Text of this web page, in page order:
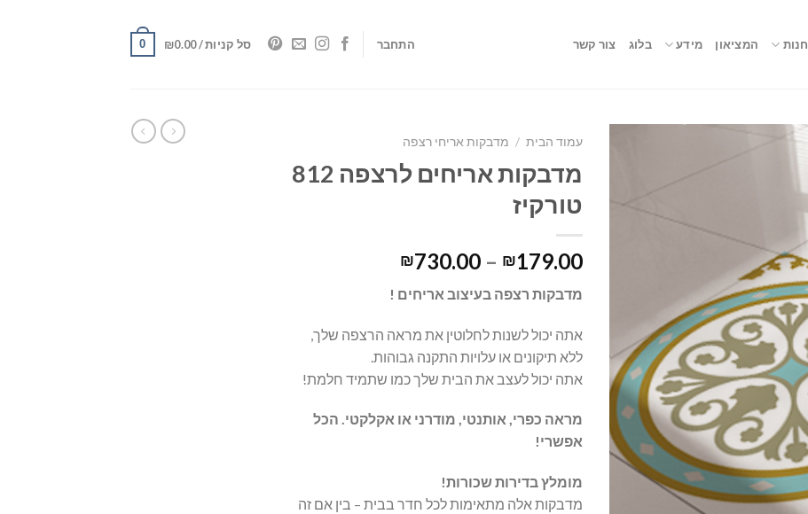
חנות המציאון מידע בלוג צור קשר התחבר סל קניות / ₪0.00
0
עמוד הבית / מדבקות אריחי רצפה
מדבקות אריחים לרצפה 812
טורקיז
₪179.00
–
₪730.00
מדבקות רצפה בעיצוב אריחים !
אתה יכול לשנות לחלוטין את מראה הרצפה שלך,
ללא תיקונים או עלויות התקנה גבוהות.
אתה יכול לעצב את הבית שלך כמו שתמיד חלמת!
מראה כפרי, אותנטי, מודרני או אקלקטי. הכל
אפשרי!
מומלץ בדירות שכורות!
מדבקות אלה מתאימות לכל חדר בבית – בין אם זה